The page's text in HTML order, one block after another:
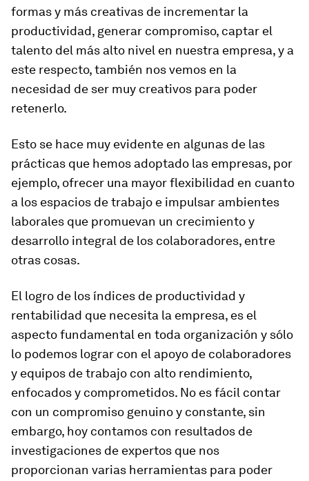
formas y más creativas de incrementar la
productividad, generar compromiso, captar el
talento del más alto nivel en nuestra empresa, y a
este respecto, también nos vemos en la
necesidad de ser muy creativos para poder
retenerlo.
Esto se hace muy evidente en algunas de las
prácticas que hemos adoptado las empresas, por
ejemplo, ofrecer una mayor flexibilidad en cuanto
a los espacios de trabajo e impulsar ambientes
laborales que promuevan un crecimiento y
desarrollo integral de los colaboradores, entre
otras cosas.
El logro de los índices de productividad y
rentabilidad que necesita la empresa, es el
aspecto fundamental en toda organización y sólo
lo podemos lograr con el apoyo de colaboradores
y equipos de trabajo con alto rendimiento,
enfocados y comprometidos. No es fácil contar
con un compromiso genuino y constante, sin
embargo, hoy contamos con resultados de
investigaciones de expertos que nos
proporcionan varias herramientas para poder